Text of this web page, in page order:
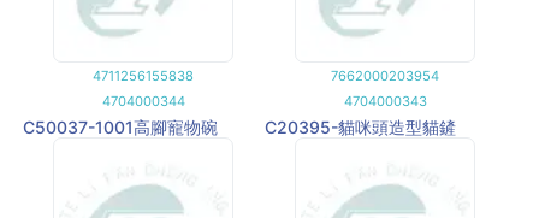
4711256155838
4704000344
C50037-1001高腳寵物碗
7662000203954
4704000343
C20395-貓咪頭造型貓鏟